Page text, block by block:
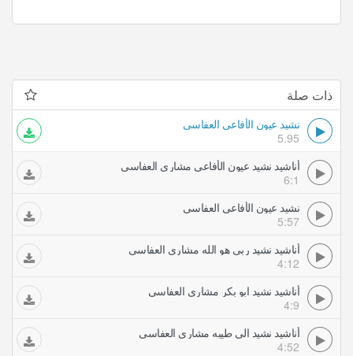
ذات صلة
نشيد عيون الأفاعي العفاسي
5.95
أناشيد نشيد عيون الأفاعي مشاري العفاسي
6:1
نشيد عيون الأفاعي العفاسي
5:57
أناشيد نشيد ربي هو الله مشاري العفاسي
4:12
أناشيد نشيد ابو بكر مشاري العفاسي
4:9
أناشيد نشيد الى طيبه مشاري العفاسي
4:52